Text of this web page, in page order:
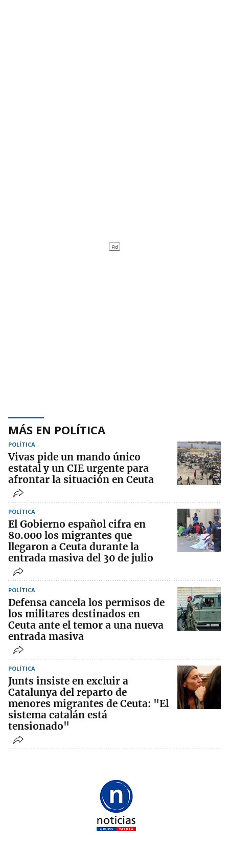
MÁS EN POLÍTICA
POLÍTICA
Vivas pide un mando único
estatal y un CIE urgente para
afrontar la situación en Ceuta
POLÍTICA
El Gobierno español cifra en
80.000 los migrantes que
llegaron a Ceuta durante la
entrada masiva del 30 de julio
POLÍTICA
Defensa cancela los permisos de
los militares destinados en
Ceuta ante el temor a una nueva
entrada masiva
POLÍTICA
Junts insiste en excluir a
Catalunya del reparto de
menores migrantes de Ceuta: "El
sistema catalán está
tensionado"